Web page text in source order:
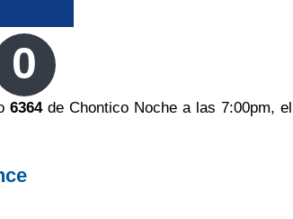
0
6364de Chontico Noche a las 7:00pm, el